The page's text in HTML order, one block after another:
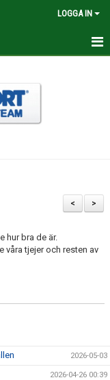
LOGGA IN
>
<
hur bra de är.
våra tjejer och resten av
2026-05-03
2026-04-26 00:39